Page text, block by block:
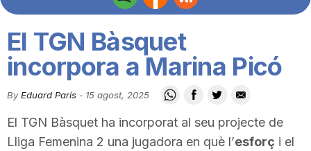
C
i
El TGN Bàsquet
incorpora a Marina Picó
By Eduard París - 15 agost, 2025
El TGN Bàsquet ha incorporat al seu projecte de
Lliga Femenina 2 una jugadora en què l’esforç i el